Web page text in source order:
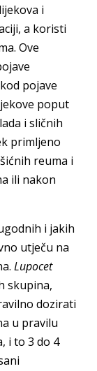
i
a koristi
Ove
pojave
poput
i sličnih
primljeno
reuma i
ili nakon
i jakih
utječu na
Lupocet
skupina,
dozirati
u pravilu
i to 3 do 4